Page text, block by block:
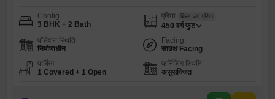
Config
3 BHK + 2 Bath
एरिया बिल्ट-अप एरिया
450 वर्ग फुट
पॉसेशन स्थिति
निर्माणाधीन
Facing
साउथ Facing
पार्किंग
1 Covered + 1 Open
फर्निशिंग स्थिति
असुसज्जित